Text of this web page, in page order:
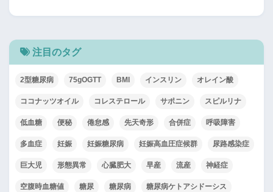
注目のタグ
2型糖尿病 75gOGTT BMI インスリン オレイン酸
ココナッツオイル コレステロール サポニン スピルリナ
低血糖 便秘 倦怠感 先天奇形 合併症 呼吸障害
多血症 妊娠 妊娠糖尿病 妊娠高血圧症候群 尿路感染症
巨大児 形態異常 心臓肥大 早産 流産 神経症
空腹時血糖値 糖尿 糖尿病 糖尿病ケトアシドーシス